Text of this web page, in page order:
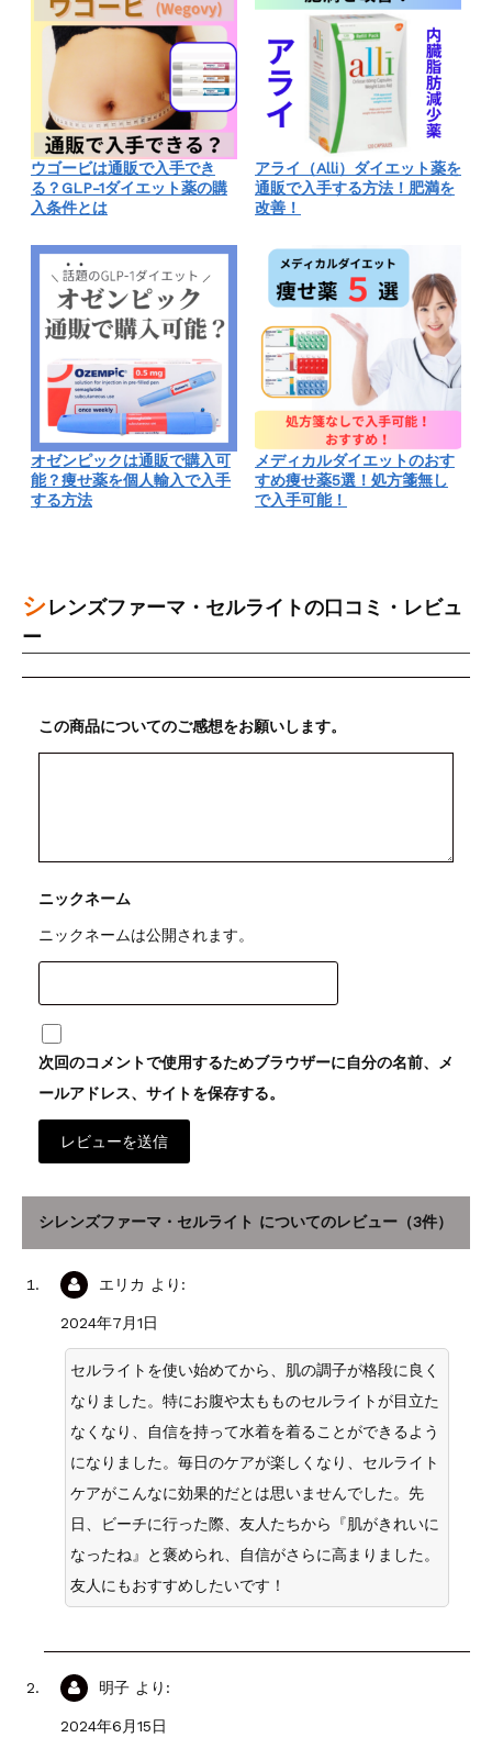
ウゴービは通販で入手でき
る？GLP-1ダイエット薬の購
入条件とは
アライ（Alli）ダイエット薬を
通販で入手する方法！肥満を
改善！
オゼンピックは通販で購入可
能？痩せ薬を個人輸入で入手
する方法
メディカルダイエットのおす
すめ痩せ薬5選！処方箋無し
で入手可能！
シレンズファーマ・セルライトの口コミ・レビュ
ー
この商品についてのご感想をお願いします。
ニックネーム
ニックネームは公開されます。
次回のコメントで使用するためブラウザーに自分の名前、メ
ールアドレス、サイトを保存する。
シレンズファーマ・セルライト についてのレビュー（3件）
エリカ より:
2024年7月1日
セルライトを使い始めてから、肌の調子が格段に良く
なりました。特にお腹や太もものセルライトが目立た
なくなり、自信を持って水着を着ることができるよう
になりました。毎日のケアが楽しくなり、セルライト
ケアがこんなに効果的だとは思いませんでした。先
日、ビーチに行った際、友人たちから『肌がきれいに
なったね』と褒められ、自信がさらに高まりました。
友人にもおすすめしたいです！
明子 より:
2024年6月15日